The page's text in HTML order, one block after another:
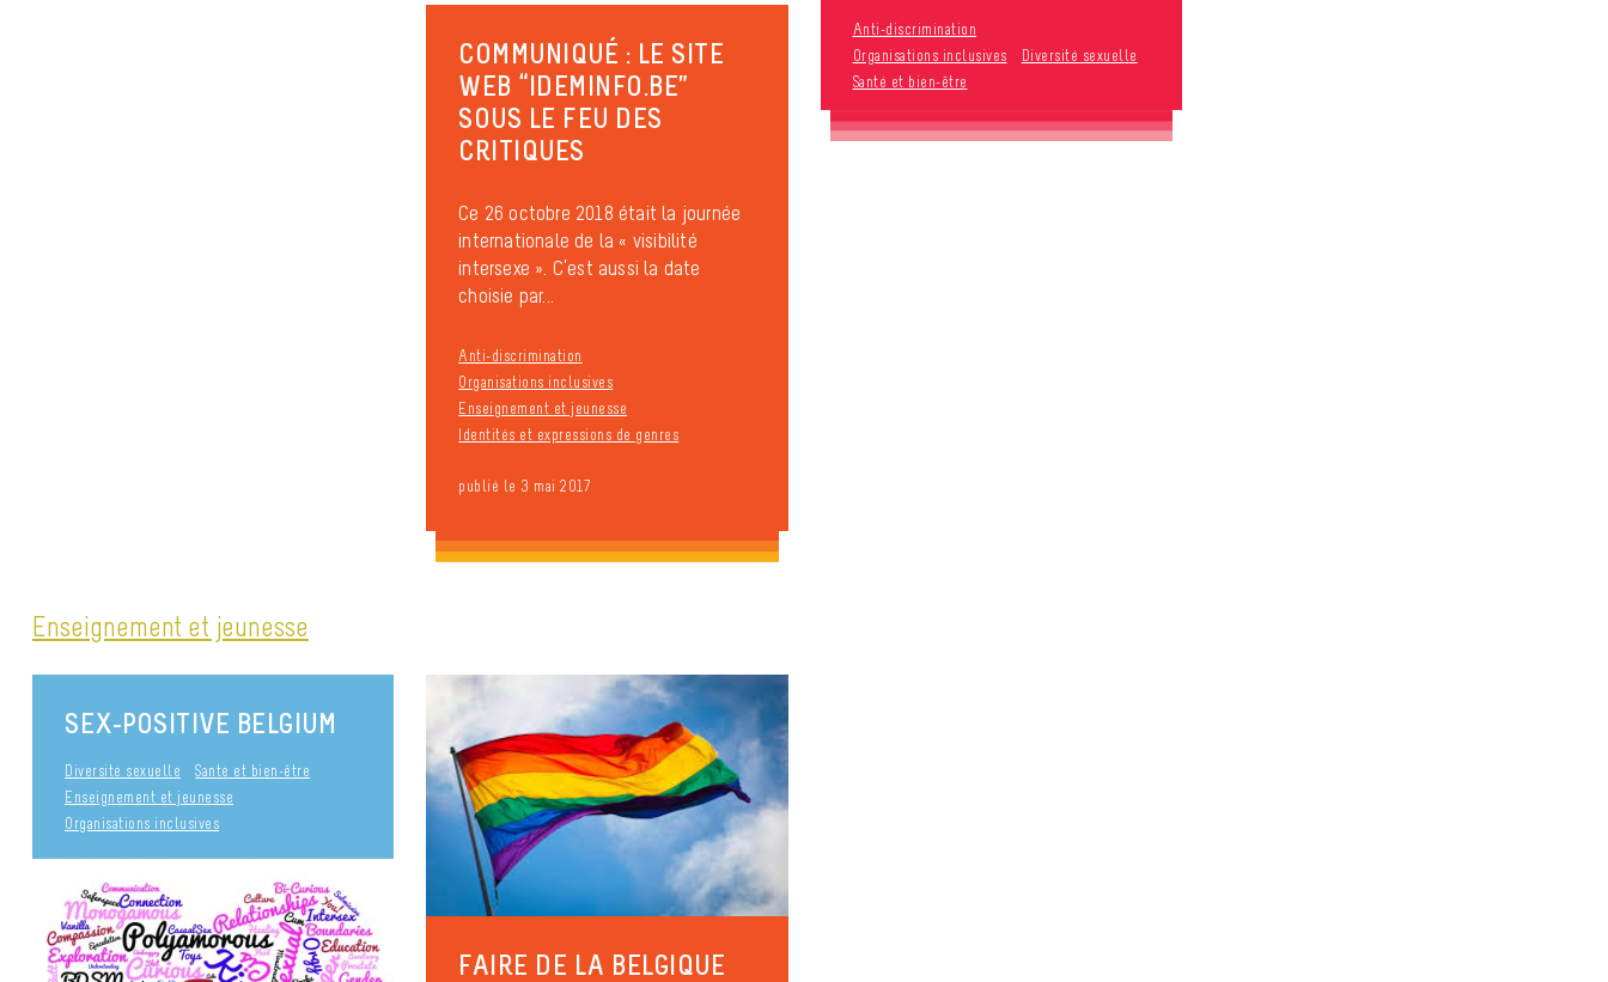
COMMUNIQUÉ : LE SITE
WEB “IDEMINFO.BE”
SOUS LE FEU DES
CRITIQUES
Ce 26 octobre 2018 était la journée
internationale de la « visibilité
intersexe ». C’est aussi la date
choisie par...
Anti-discrimination
Organisations inclusives
Enseignement et jeunesse
Identités et expressions de genres
publié le 3 mai 2017
Anti-discrimination
Organisations inclusives
Diversité sexuelle
Santé et bien-être
Enseignement et jeunesse
SEX-POSITIVE BELGIUM
Diversité sexuelle
Santé et bien-être
Enseignement et jeunesse
Organisations inclusives
FAIRE DE LA BELGIQUE